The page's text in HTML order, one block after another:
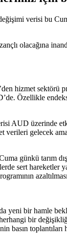
verisi bu
olacağına
hizmet
Özellikle
AUD üzerinde
verileri gelecek
günkü tarım
sert hareketler
yeni bir hamle
bir
basın